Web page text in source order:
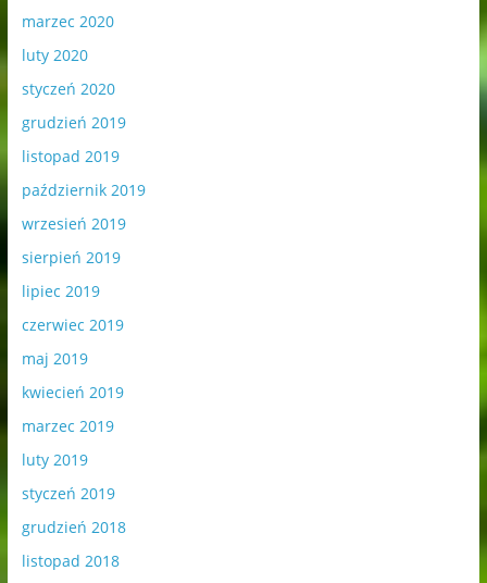
marzec 2020
luty 2020
styczeń 2020
grudzień 2019
listopad 2019
październik 2019
wrzesień 2019
sierpień 2019
lipiec 2019
czerwiec 2019
maj 2019
kwiecień 2019
marzec 2019
luty 2019
styczeń 2019
grudzień 2018
listopad 2018